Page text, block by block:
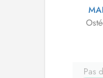
Pas